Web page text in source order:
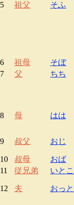
5 祖父 そふ
6 祖母 そぼ
7
父 ちち
8 母 はは
9 叔父 おじ
10 叔母 おば
11
従兄弟 いとこ
12 夫 おっと